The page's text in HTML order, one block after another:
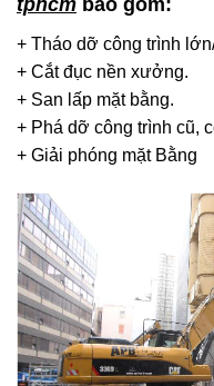
tphcm bao gồm:
+ Tháo dỡ công trình
+ Cắt đục nền xưởng.
+ San lấp mặt bằng.
+ Phá dỡ công trình cũ,
+ Giải phóng mặt Bằng